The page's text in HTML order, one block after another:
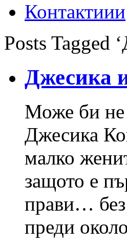
Контактиии
Posts Tagged
Джесика
Може би не
Джесика
малко
защото е
прави…
преди